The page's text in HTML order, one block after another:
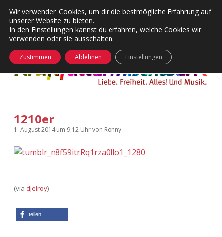
Kategorien
Menü
24 Hours Chilling
Die Wende
KFMW-Disco
Dates
öffnen
1210er
1. August 2014um 9:12 Uhrvon Ronny
(via djelroy)
teilen
Wir verwenden Cookies, um dir die bestmögliche Erfahrung auf
unserer Website zu bieten.
In den Einstellungen kannst du erfahren, welche Cookies wir
verwenden oder sie ausschalten.
Zustimmen Ablehnen Einstellungen